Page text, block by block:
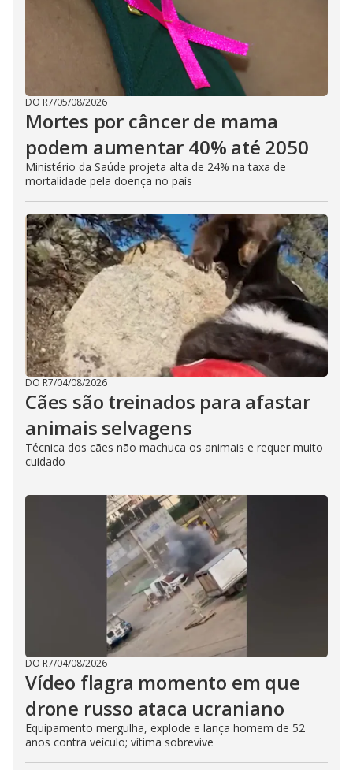
DO R7/05/08/2026
Mortes por câncer de mama
podem aumentar 40% até 2050
Ministério da Saúde projeta alta de 24% na taxa de
mortalidade pela doença no país
DO R7/04/08/2026
Cães são treinados para afastar
animais selvagens
Técnica dos cães não machuca os animais e requer muito
cuidado
DO R7/04/08/2026
Vídeo flagra momento em que
drone russo ataca ucraniano
Equipamento mergulha, explode e lança homem de 52
anos contra veículo; vítima sobrevive